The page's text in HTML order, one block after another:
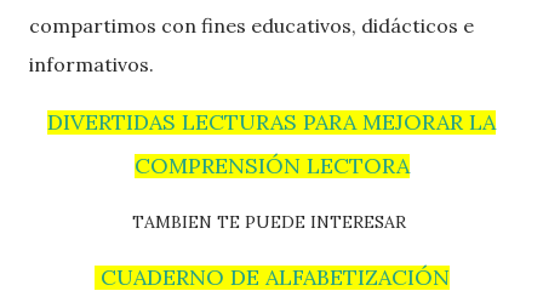
compartimos con fines educativos, didácticos e
informativos.
DIVERTIDAS LECTURAS PARA MEJORAR LA
COMPRENSIÓN LECTORA
TAMBIEN TE PUEDE INTERESAR
CUADERNO DE ALFABETIZACIÓN